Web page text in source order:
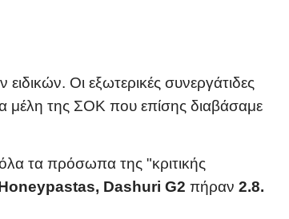
Οι εξωτερικές συνεργάτιδες
μέλη της ΣΟΚ που επίσης διαβάσαμε
τα πρόσωπα της "κριτικής
Dashuri G2 πήραν 2.8.